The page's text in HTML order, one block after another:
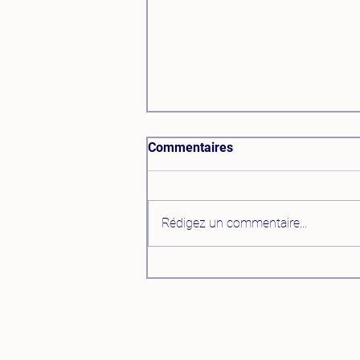
Commentaires
Rédigez un commentaire...